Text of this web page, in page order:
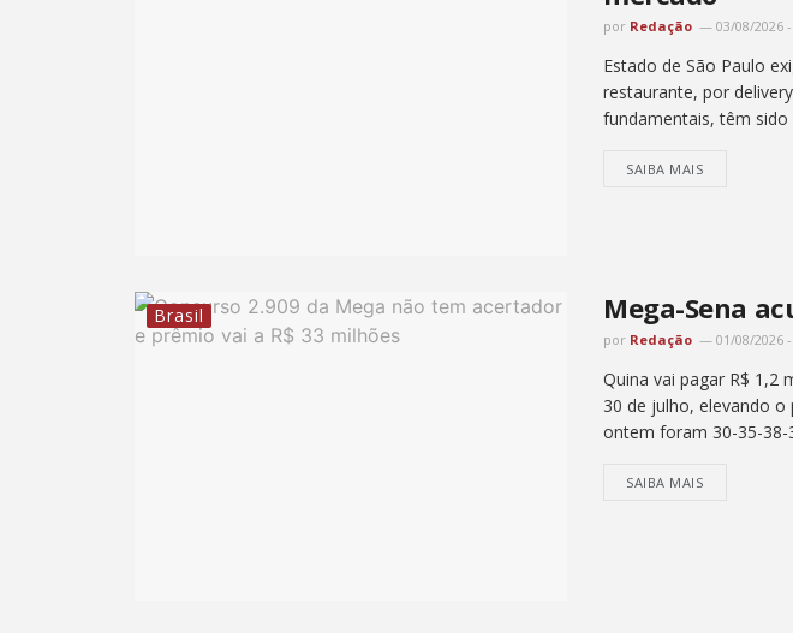
por Redação 03/08/2026
Estado de São Paulo
restaurante, por
fundamentais, têm
SAIBA MAIS
Brasil Mega-Sena
por Redação 01/08/2026 -
Quina vai pagar R$ 1,2
30 de julho, elevando
ontem foram 30-35-38-
SAIBA MAIS